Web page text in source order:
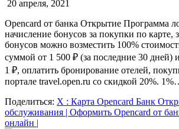
20 апреля, 2021
Opencard от банка Открытие Программа
начисление бонусов за покупки по карте,
бонусов можно возместить 100%
суммой от 1 500 ₽ (за последние 30 дней)
1 ₽, оплатить бронирование отелей,
портале travel.open.ru со скидкой 20%.
Поделиться: X : Карта Opencard Банк
обслуживания | Оформить Opencard от
онлайн |